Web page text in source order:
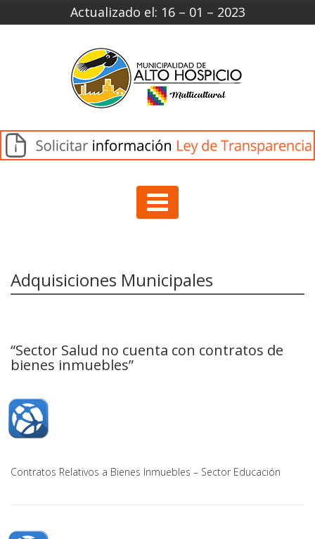
Actualizado el: 16 – 01 – 2023
Adquisiciones Municipales
“Sector Salud no cuenta con contratos de
bienes inmuebles”
Contratos Relativos a Bienes Inmuebles – Sector Educación